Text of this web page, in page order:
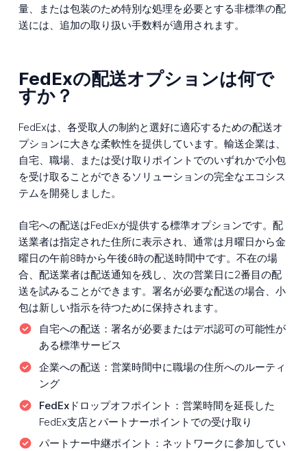
量、または包装のため特別な処理を必要とする非標準の配
送には、追加の取り扱い手数料が適用されます。
FedExの配送オプションは何で
すか？
FedExは、各受取人の制約と選好に適応するための配送オ
プションに大きな柔軟性を提供しています。輸送企業は、
自宅、職場、または受け取りポイントでのいずれかで小包
を受け取ることができるソリューションの完全なエコシス
テムを開発しました。
自宅への配送はFedExが提供する標準オプションです。配
送業者は指定された住所に表示され、通常は月曜日から金
曜日の午前8時から午後6時の配送時間中です。不在の場
合、配送業者は配送通知を残し、次の営業日に2番目の配
送を試みることができます。署名が必要な配送の場合、小
包は新しい指示を待つために保持されます。
自宅への配送： 署名が必要またはデポ認可の可能性が
ある標準サービス
企業への配送： 営業時間中に職場の住所へのルーティ
ング
FedExドロップオフポイント： 営業時間を延長した
FedEx支店とパートナーポイントでの受け取り
パートナー中継ポイント： ネットワークに参加してい